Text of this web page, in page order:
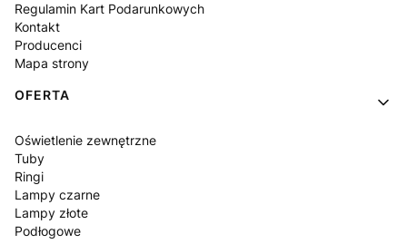
Regulamin Kart Podarunkowych
Kontakt
Producenci
Mapa strony
OFERTA
Oświetlenie zewnętrzne
Tuby
Ringi
Lampy czarne
Lampy złote
Podłogowe